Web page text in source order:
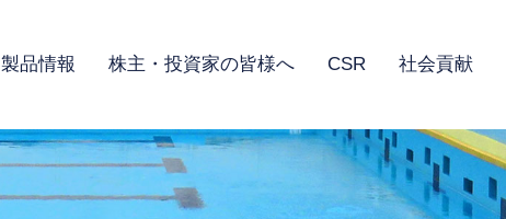
製品情報 株主・投資家の皆様へ CSR 社会貢献